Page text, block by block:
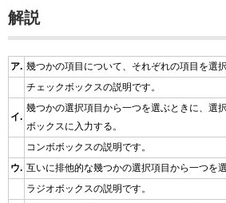
解説
ア. 幾つかの項目について、それぞれの項目を選
チェックボックスの説明です。
イ.
幾つかの選択項目から一つを選ぶときに、選
ボックスに入力する。
コンボボックスの説明です。
ウ. 互いに排他的な幾つかの選択項目から一つを選
ラジオボックスの説明です。